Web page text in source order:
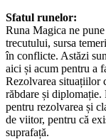
Sfatul runelor:
Runa Magica ne
trecutului, sursa
în conflicte. Astăzi
aici și acum pentru a
Rezolvarea situațiilor
răbdare și diplomație.
pentru rezolvarea și
de viitor, pentru că
suprafață.